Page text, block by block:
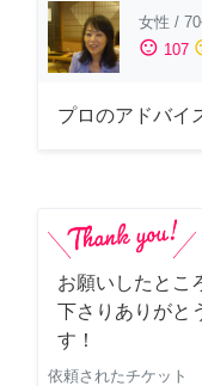
女性 /
sentiment_satisfied 107
プロのアドバイ
お願いしたとこ
下さりありがと
す！
依頼されたチケット